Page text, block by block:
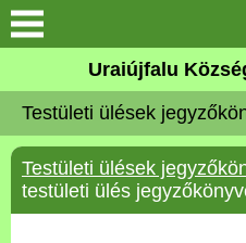
Köszöntő
Elérhetőségek
Uraiújfalu
Uraiújfalu
Testületi ülések
Testületi ülések
testületi ülés